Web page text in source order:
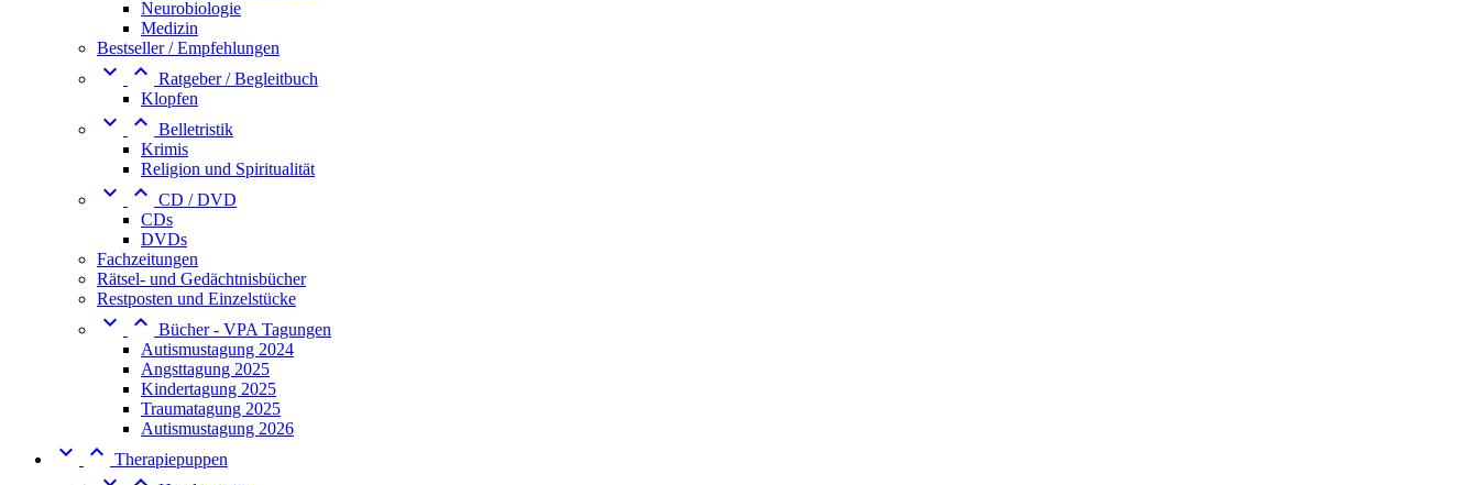
Neurobiologie
Medizin
Bestseller / Empfehlungen
  Ratgeber / Begleitbuch
Klopfen
  Belletristik
Krimis
Religion und Spiritualität
  CD / DVD
CDs
DVDs
Fachzeitungen
Rätsel- und Gedächtnisbücher
Restposten und Einzelstücke
  Bücher - VPA Tagungen
Autismustagung 2024
Angsttagung 2025
Kindertagung 2025
Traumatagung 2025
Autismustagung 2026
  Therapiepuppen